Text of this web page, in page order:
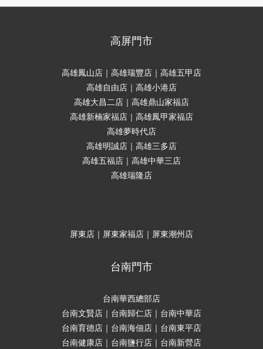
高屏門市
高雄鳳山店｜高雄瑞豐店｜高雄五甲店
高雄自由店｜高雄小港店
高雄大昌二店｜高雄鼎山家福店
高雄新楠家福店｜高雄鳳甲家福店
高雄夢時代店
高雄明誠店｜高雄三多店
高雄五福店｜高雄中華三店
高雄瑞隆店
屏東店｜屏東家福店｜屏東潮州店
台南門市
台南華西總部店
台南文賢店｜台南歸仁店｜台南中華店
台南育德店｜台南海佃店｜台南東平店
台南健康店｜台南鹽行店｜台南新營店